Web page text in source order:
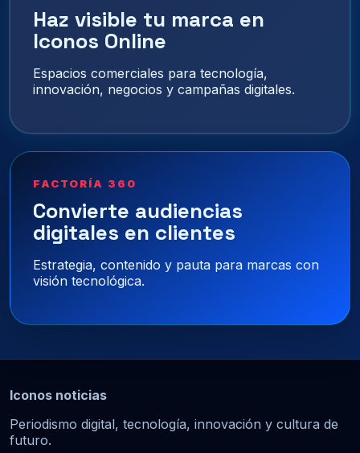
Haz visible tu marca en
Iconos Online
Espacios comerciales para tecnología,
innovación, negocios y campañas digitales.
FACTORÍA 360
Convierte audiencias
digitales en clientes
Estrategia, contenido y pauta para marcas con
visión tecnológica.
Iconos noticias
Periodismo digital, tecnología, innovación y cultura de
futuro.